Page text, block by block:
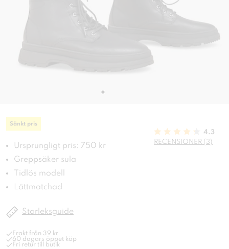
Sänkt pris
Ursprungligt pris: 750 kr
Greppsäker sula
Tidlös modell
Lättmatchad
4.3
RECENSIONER (3)
Storleksguide
Frakt från 39 kr
60 dagars öppet köp
Fri retur till butik